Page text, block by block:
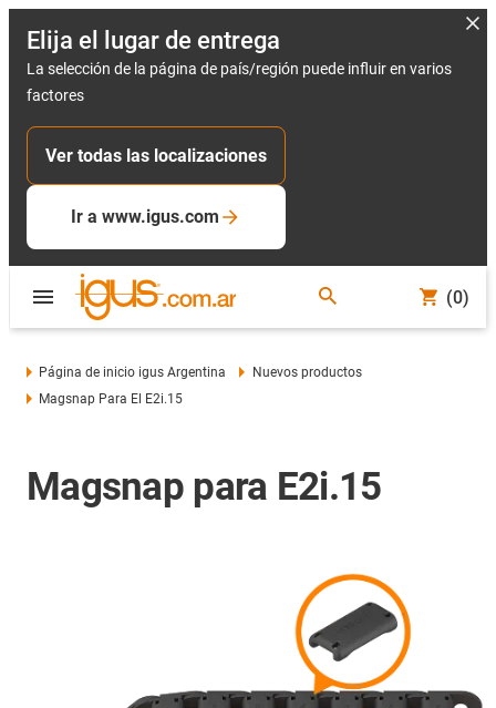
Elija el lugar de entrega
La selección de la página de país/región puede influir en varios
factores
Ver todas las localizaciones
Ir a www.igus.com
(0)
Página de inicio igus Argentina
Nuevos productos
Magsnap Para El E2i.15
Magsnap para E2i.15